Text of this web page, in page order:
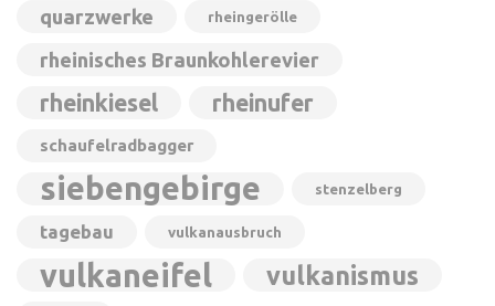
quarzwerke rheingerölle
rheinisches Braunkohlerevier
rheinkiesel rheinufer
schaufelradbagger
siebengebirge stenzelberg
tagebau vulkanausbruch
vulkaneifel vulkanismus